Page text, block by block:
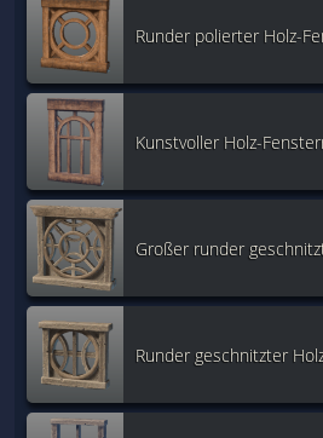
Runder polierter Holz-
Kunstvoller Holz-
Großer runder
Runder geschnitzter